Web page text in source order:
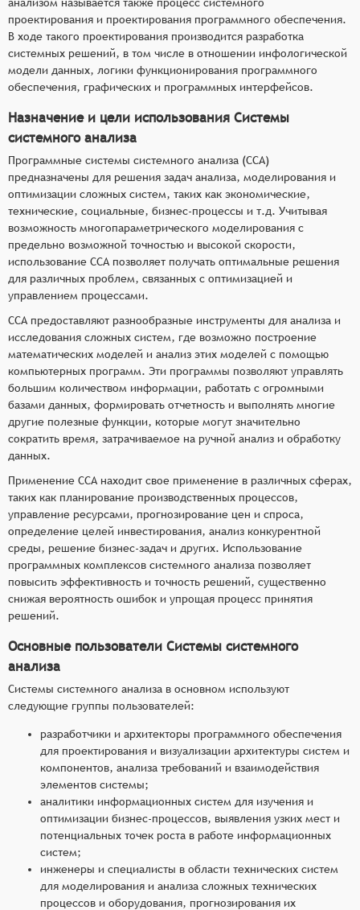
проектирования и проектирования программного обеспечения.
В ходе такого проектирования производится разработка
системных решений, в том числе в отношении инфологической
модели данных, логики функционирования программного
обеспечения, графических и программных интерфейсов.
Назначение и цели использования Системы
системного анализа
Программные системы системного анализа (ССА)
предназначены для решения задач анализа, моделирования и
оптимизации сложных систем, таких как экономические,
технические, социальные, бизнес-процессы и т.д. Учитывая
возможность многопараметрического моделирования с
предельно возможной точностью и высокой скорости,
использование ССА позволяет получать оптимальные решения
для различных проблем, связанных с оптимизацией и
управлением процессами.
ССА предоставляют разнообразные инструменты для анализа и
исследования сложных систем, где возможно построение
математических моделей и анализ этих моделей с помощью
компьютерных программ. Эти программы позволяют управлять
большим количеством информации, работать с огромными
базами данных, формировать отчетность и выполнять многие
другие полезные функции, которые могут значительно
сократить время, затрачиваемое на ручной анализ и обработку
данных.
Применение ССА находит свое применение в различных сферах,
таких как планирование производственных процессов,
управление ресурсами, прогнозирование цен и спроса,
определение целей инвестирования, анализ конкурентной
среды, решение бизнес-задач и других. Использование
программных комплексов системного анализа позволяет
повысить эффективность и точность решений, существенно
снижая вероятность ошибок и упрощая процесс принятия
решений.
Основные пользователи Системы системного
анализа
Системы системного анализа в основном используют
следующие группы пользователей:
разработчики и архитекторы программного обеспечения
для проектирования и визуализации архитектуры систем и
компонентов, анализа требований и взаимодействия
элементов системы;
аналитики информационных систем для изучения и
оптимизации бизнес-процессов, выявления узких мест и
потенциальных точек роста в работе информационных
систем;
инженеры и специалисты в области технических систем
для моделирования и анализа сложных технических
процессов и оборудования, прогнозирования их